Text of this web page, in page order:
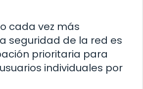
cada vez más
seguridad de la red es
prioritaria para
individuales por